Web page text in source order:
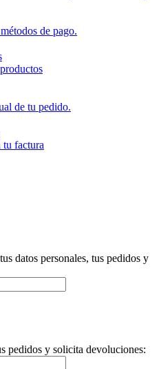
de pago.
de tu pedido.
tu factura
datos personales, tus pedidos y
pedidos y solicita devoluciones: